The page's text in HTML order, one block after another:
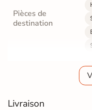
Pièces de
destination
Livraison